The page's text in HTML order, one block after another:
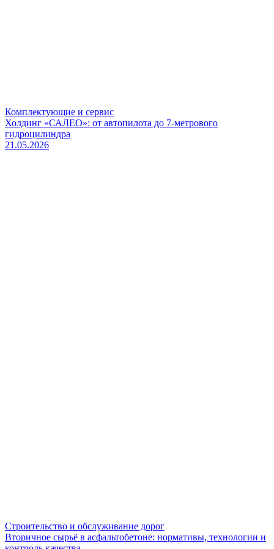
Комплектующие и сервис
Холдинг «САЛЕО»: от автопилота до 7-метрового
гидроцилиндра
21.05.2026
Строительство и обслуживание дорог
Вторичное сырьё в асфальтобетоне: нормативы, технологии и